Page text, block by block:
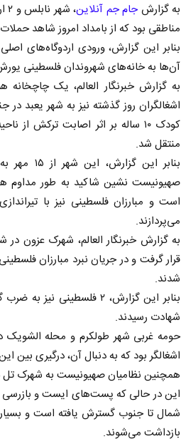
به گزارشجام جم آنلاین
مناطقی بود که از بامداد امروز شاهد
بنابر این گزارش، ورودی اردوگاه‌های
آن‌ها به خانه‌های شهروندان فلسطینی
به گزارش خبرنگار العالم، یک
اشغالگران روز گذشته نیز به شهر یعبد
کودک ۱۰ ساله بر اثر اصابت ترکش
منتقل شد.
بنابر
صهیونیست نشین شاکید به طور مداوم
است و مبارزان فلسطینی نیز با
می‌پردازند.
به گزارش خبرنگار العالم، شهرک عزون
قرار گرفت و در جریان نبرد مبارزان
شدند.
بنابر این گزارش، ۲
شهادت رسیدند.
حومه غربی شهر طولکرم و محله الشویک
اشغالگر بود که به دنبال آن، درگیری بین
همچنین نظامیان صهیونیست به شهرک تل
این در حالی که پست‌های ایست و بازرسی
شمال تا جنوب گسترش یافته است و
بازداشت می‌شوند.